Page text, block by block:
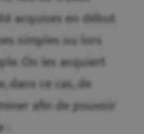
acquises en début
simples ou lors
On les acquiert
dans ce cas, de
afin de pouvoir